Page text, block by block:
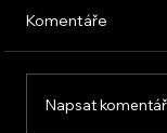
Komentáře
Napsat